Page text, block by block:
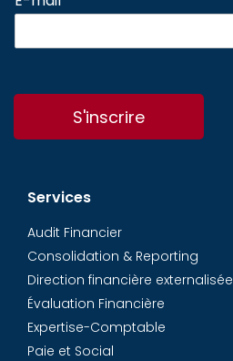
S'inscrire
Services
Audit Financier
Consolidation & Reporting
Direction financière externalisée
Évaluation Financière
Expertise-Comptable
Paie et Social